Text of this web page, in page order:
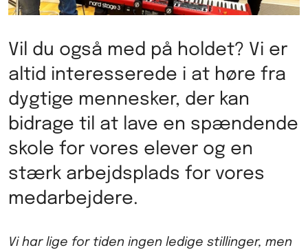
Vil du også med på holdet? Vi er
altid interesserede i at høre fra
dygtige mennesker, der kan
bidrage til at lave en spændende
skole for vores elever og en
stærk arbejdsplads for vores
medarbejdere.
Vi har lige for tiden ingen ledige stillinger, men